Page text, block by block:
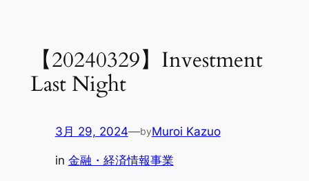
【20240329】Investment
Last Night
3月 29, 2024—byMuroi Kazuo
in 金融・経済情報事業